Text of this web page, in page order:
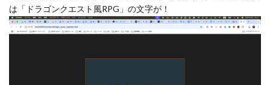
は「ドラゴンクエスト風RPG」の文字が！